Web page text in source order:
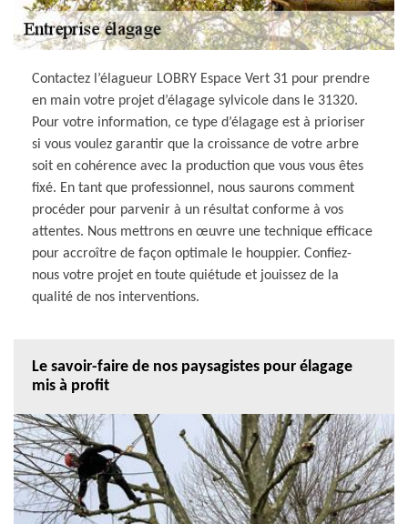
Contactez l’élagueur LOBRY Espace Vert 31 pour prendre
en main votre projet d’élagage sylvicole dans le 31320.
Pour votre information, ce type d’élagage est à prioriser
si vous voulez garantir que la croissance de votre arbre
soit en cohérence avec la production que vous vous êtes
fixé. En tant que professionnel, nous saurons comment
procéder pour parvenir à un résultat conforme à vos
attentes. Nous mettrons en œuvre une technique efficace
pour accroître de façon optimale le houppier. Confiez-
nous votre projet en toute quiétude et jouissez de la
qualité de nos interventions.
Le savoir-faire de nos paysagistes pour élagage
mis à profit